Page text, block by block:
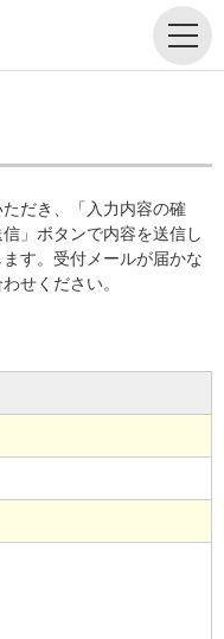
だき、「入力内容の確
」ボタンで内容を送信し
す。受付メールが届かな
せください。